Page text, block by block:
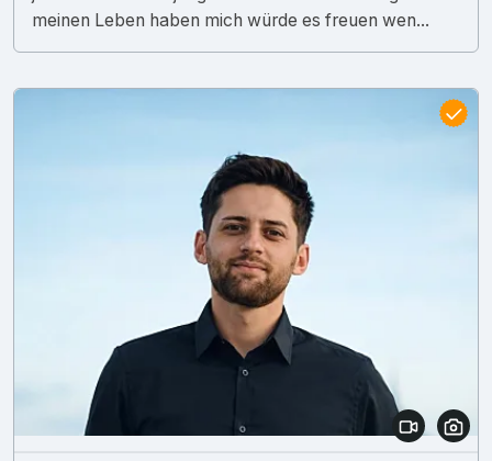
meinen Leben haben mich würde es freuen wen...